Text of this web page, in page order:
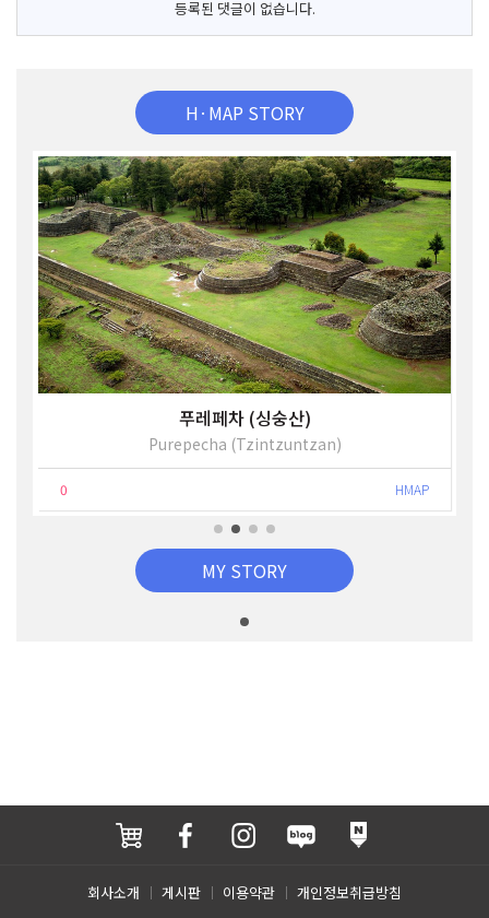
등록된 댓글이 없습니다.
H·MAP STORY
푸레페차 (싱숭산)
Purepecha (Tzintzuntzan)
0 HMAP
MY STORY
회사소개 게시판 이용약관 개인정보취급방침